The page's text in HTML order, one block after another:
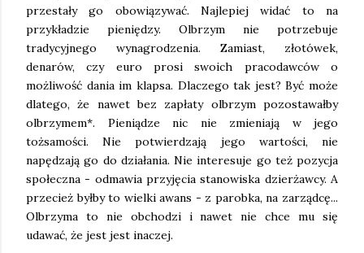
przestały go obowiązywać. Najlepiej widać to na
przykładzie pieniędzy. Olbrzym nie potrzebuje
tradycyjnego wynagrodzenia. Zamiast, złotówek,
denarów, czy euro prosi swoich pracodawców o
możliwość dania im klapsa. Dlaczego tak jest? Być może
dlatego, że nawet bez zapłaty olbrzym pozostawałby
olbrzymem*. Pieniądze nic nie zmieniają w jego
tożsamości. Nie potwierdzają jego wartości, nie
napędzają go do działania. Nie interesuje go też pozycja
społeczna - odmawia przyjęcia stanowiska dzierżawcy. A
przecież byłby to wielki awans - z parobka, na zarządcę...
Olbrzyma to nie obchodzi i nawet nie chce mu się
udawać, że jest jest inaczej.